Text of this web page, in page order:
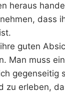
heraus
dass
guten
Man muss
gegenseitig
zu erleben,